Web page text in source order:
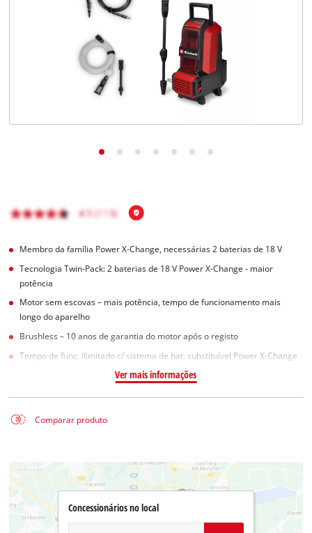
Membro da família Power X-Change, necessárias 2 baterias de 18 V
Tecnologia Twin-Pack: 2 baterias de 18 V Power X-Change - maior
potência
Motor sem escovas – mais potência, tempo de funcionamento mais
longo do aparelho
Brushless – 10 anos de garantia do motor após o registo
Tempo de func. ilimitado c/ sistema de bat. substituível Power X-Change
Ver mais informações
Comparar produto
Concessionários no local